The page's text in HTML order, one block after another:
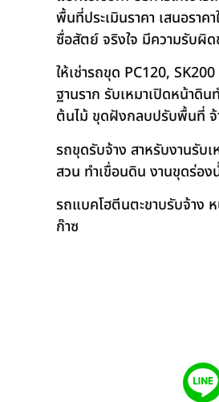
พื้นที่ประเมินราคา เสนอรา
ซื่อสัตย์ จริงใจ มีความรับผิ
ให้เช่ารถขุด PC120,
ฐานราก รับเหมาเปิดหน้าดิ
ต้นไม้ ขุดฝังกลบปรับพื้นที่ จ้า
รถขุดรับจ้าง สาหรับงานรับ
สวน ทำเขื่อนดิน งานขุดร่อ
รถแบคโฮตีนตะขาบรับจ้าง
ก๊าซ